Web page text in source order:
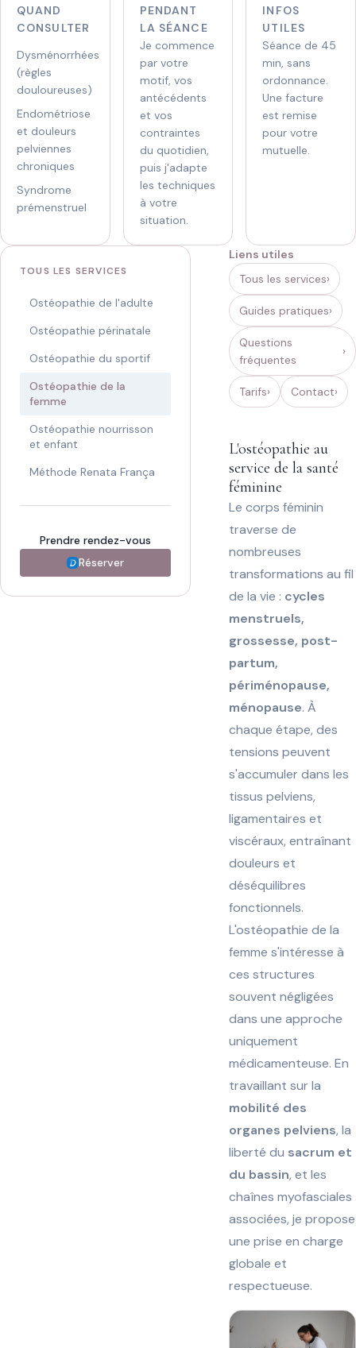
Réserver
sur
Doctolib
07 44
77 76
40
CABINET
17 rue Berthelot, Suresnes
HORAIRES
Lun-ven 8h15-21h · sam 9h-19h
QUAND
CONSULTER
Dysménorrhées
(règles
douloureuses)
Endométriose
et douleurs
pelviennes
chroniques
Syndrome
prémenstruel
PENDANT
LA SÉANCE
Je commence
par votre
motif, vos
antécédents
et vos
contraintes
du quotidien,
puis j'adapte
les techniques
à votre
situation.
INFOS
UTILES
Séance de 45
min, sans
ordonnance.
Une facture
est remise
pour votre
mutuelle.
TOUS LES SERVICES
Ostéopathie de l'adulte
Ostéopathie périnatale
Ostéopathie du sportif
Ostéopathie de la
femme
Ostéopathie nourrisson
et enfant
Méthode Renata França
Prendre rendez-vous
Réserver
Liens utiles
Tous les services
Guides pratiques
Questions
fréquentes
Tarifs Contact
L'ostéopathie au
service de la santé
féminine
Le corps féminin
traverse de
nombreuses
transformations au fil
de la vie : cycles
menstruels,
grossesse, post-
partum,
périménopause,
ménopause. À
chaque étape, des
tensions peuvent
s'accumuler dans les
tissus pelviens,
ligamentaires et
viscéraux, entraînant
douleurs et
déséquilibres
fonctionnels.
L'ostéopathie de la
femme s'intéresse à
ces structures
souvent négligées
dans une approche
uniquement
médicamenteuse. En
travaillant sur la
mobilité des
organes pelviens, la
liberté du sacrum et
du bassin, et les
chaînes myofasciales
associées, je propose
une prise en charge
globale et
respectueuse.